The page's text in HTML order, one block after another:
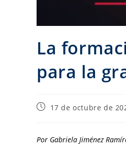
La
para la
17 de octubre de
Por Gabriela Jiménez